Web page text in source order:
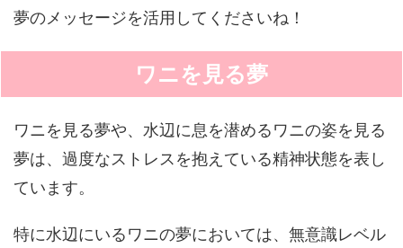
夢のメッセージを活用してくださいね！
ワニを見る夢
ワニを見る夢や、水辺に息を潜めるワニの姿を見る
夢は、過度なストレスを抱えている精神状態を表し
ています。
特に水辺にいるワニの夢においては、無意識レベル